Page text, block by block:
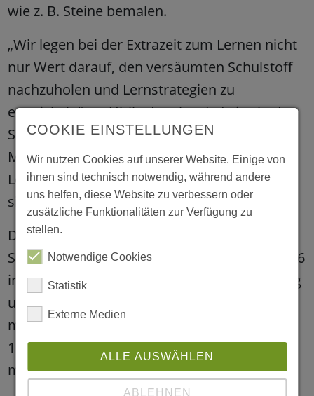
wie z. B. Steine bemalen.
„Wir legen bei der Extrazeit zum Lernen nicht
nur Wert darauf, den versäumten Schulstoff
nachzuholen und Lernstrategien zu
entwickeln“, so Ulrike Lambardt, Leiterin des
Stadtteilzentrums und
Mehrgenerationenhauses. „Auch soziales
Lernen und Selbstwirksamkeitserfahrungen
sind Teil des Konzeptes.“
Die Extrazeit zum Lernen steht allen
Schülerinnen und Schülern der Klassen 1 bis 6
in Hamm offen. Eine telefonische Anmeldung
unter der Nummer 02381/91585104 ist
montags bis donnerstags zwischen 8 und
16:30 sowie freitags zwischen 8 und 13 Uhr
möglich.
COOKIE EINSTELLUNGEN
Wir nutzen Cookies auf unserer Website. Einige von
ihnen sind technisch notwendig, während andere
uns helfen, diese Website zu verbessern oder
zusätzliche Funktionalitäten zur Verfügung zu
stellen.
Notwendige Cookies
Statistik
Externe Medien
ALLE AUSWÄHLEN
ABLEHNEN